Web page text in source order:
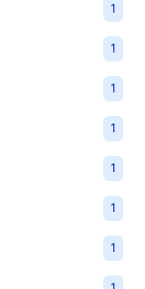
1
1
1
1
1
1
1